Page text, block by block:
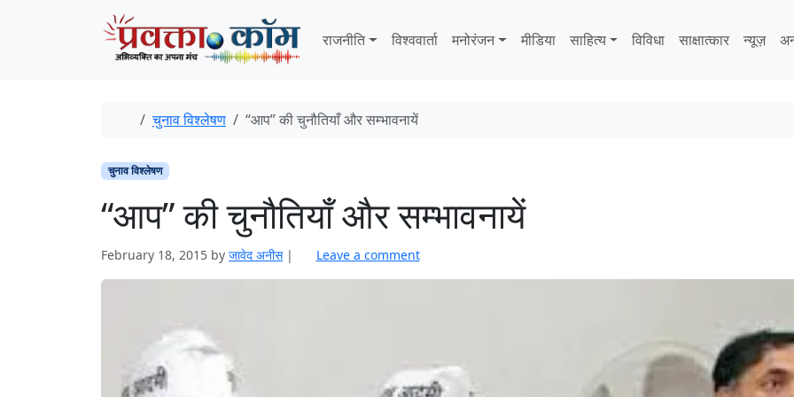
राजनीति
विश्ववार्ता मनोरंजन मीडिया साहित्‍य विविधा साक्षात्‍कार न्यूज़
Home
चुनाव विश्‍लेषण “आप” की चुनौतियाँ और सम्भावनायें
चुनाव विश्‍लेषण
“आप” की चुनौतियाँ और सम्भावनायें
February 18, 2015 by जावेद अनीस | Leave a comment